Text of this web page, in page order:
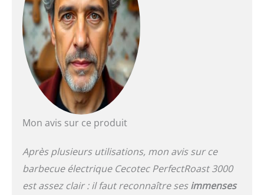
de la viande et des
légumes aux œufs au
plat, aux fruits de mer ou
au poisson. Grande
surface de cuisson de 30
x 50 cm pour cuisiner
une grande variété
d'aliments en même
pliable en acier
ou ne se propage.
Protège également contre
les éclaboussures. Deux
Mon avis sur ce produit
Après plusieurs utilisations, mon avis sur ce
barbecue électrique Cecotec PerfectRoast 3000
est assez clair : il faut reconnaître sesimmenses